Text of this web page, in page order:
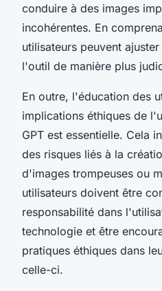
conduire à des images
incohérentes. En
utilisateurs peuvent
l'outil de manière plus
En outre, l'éducation des
implications éthiques de
GPT est essentielle. Cela
des risques liés à la
d'images trompeuses ou
utilisateurs doivent être
responsabilité dans
technologie et être
pratiques éthiques dans
celle-ci.